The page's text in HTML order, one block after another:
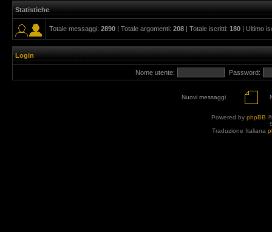
Statistiche
Totale messaggi: 2890 | Totale argomenti: 208 | Totale iscritti: 180 | Ultimo
Login
Nome utente: Password:
Nuovi messaggi
Powered by phpBB
Traduzione Italiana